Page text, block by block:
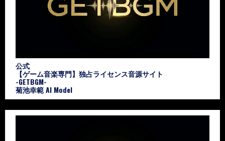
公式
【ゲーム音楽専門】独占ライセンス音源サイト
-GETBGM-
菊池幸範 AI Model